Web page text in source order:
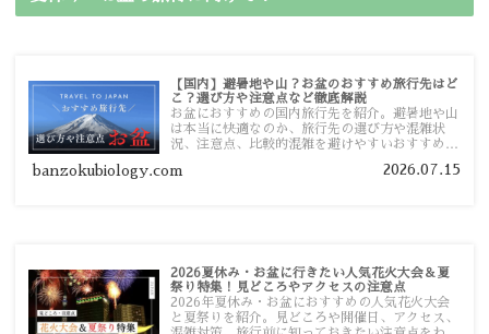
【国内】避暑地や山？お盆のおすすめ旅行先はど
こ？選び方や注意点など徹底解説
お盆におすすめの国内旅行先を紹介。避暑地や山
は本当に快適なのか、旅行先の選び方や混雑状
況、注意点、比較的混雑を避けやすいおすすめス
す。
banzokubiology.com 2026.07.15
2026夏休み・お盆に行きたい人気花火大会＆夏
祭り特集！見どころやアクセスの注意点
2026年夏休み・お盆におすすめの人気花火大会
と夏祭りを紹介。見どころや開催日、アクセス、